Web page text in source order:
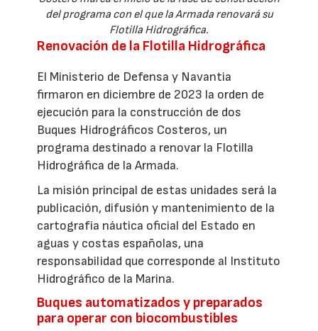
del programa con el que la Armada renovará su
Flotilla Hidrográfica.
Renovación de la Flotilla Hidrográfica
El Ministerio de Defensa y Navantia
firmaron en diciembre de 2023 la orden de
ejecución para la construcción de dos
Buques Hidrográficos Costeros, un
programa destinado a renovar la Flotilla
Hidrográfica de la Armada.
La misión principal de estas unidades será la
publicación, difusión y mantenimiento de la
cartografía náutica oficial del Estado en
aguas y costas españolas, una
responsabilidad que corresponde al Instituto
Hidrográfico de la Marina.
Buques automatizados y preparados
para operar con biocombustibles